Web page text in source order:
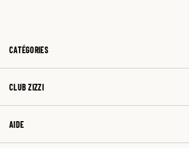
CATÉGORIES
CLUB ZIZZI
AIDE